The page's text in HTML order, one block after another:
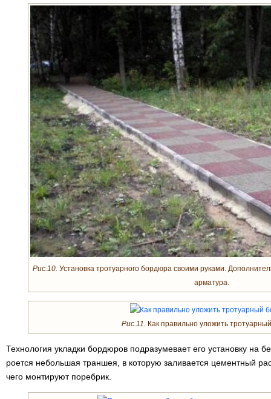
Рис.10. Установка тротуарного бордюра своими руками.
арматура.
Рис.11. Как правильно уложить
Технология укладки бордюров подразумевает его установку на
роется небольшая траншея, в которую заливается цементный
чего монтируют поребрик.